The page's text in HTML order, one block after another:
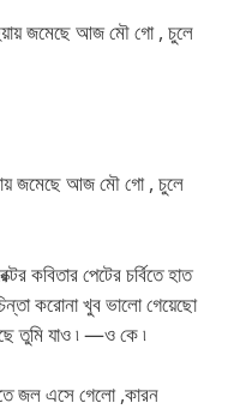
জমেছে আজ মৌ গো , চুলে
জমেছে আজ মৌ গো , চুলে
কবিতার পেটের চর্বিতে হাত
করোনা খুব ভালো গেয়েছো
তুমি যাও ৷ —ও কে ৷
জল এসে গেলো ,কারন